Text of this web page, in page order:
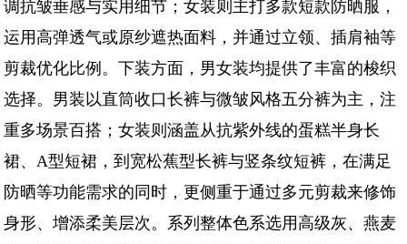
调抗皱垂感与实用细节；女装则主打多款短款防晒服，
运用高弹透气或原纱遮热面料，并通过立领、插肩袖等
剪裁优化比例。下装方面，男女装均提供了丰富的梭织
选择。男装以直筒收口长裤与微皱风格五分裤为主，注
重多场景百搭；女装则涵盖从抗紫外线的蛋糕半身长
裙、A型短裙，到宽松蕉型长裤与竖条纹短裤，在满足
防晒等功能需求的同时，更侧重于通过多元剪裁来修饰
身形、增添柔美层次。系列整体色系选用高级灰、燕麦